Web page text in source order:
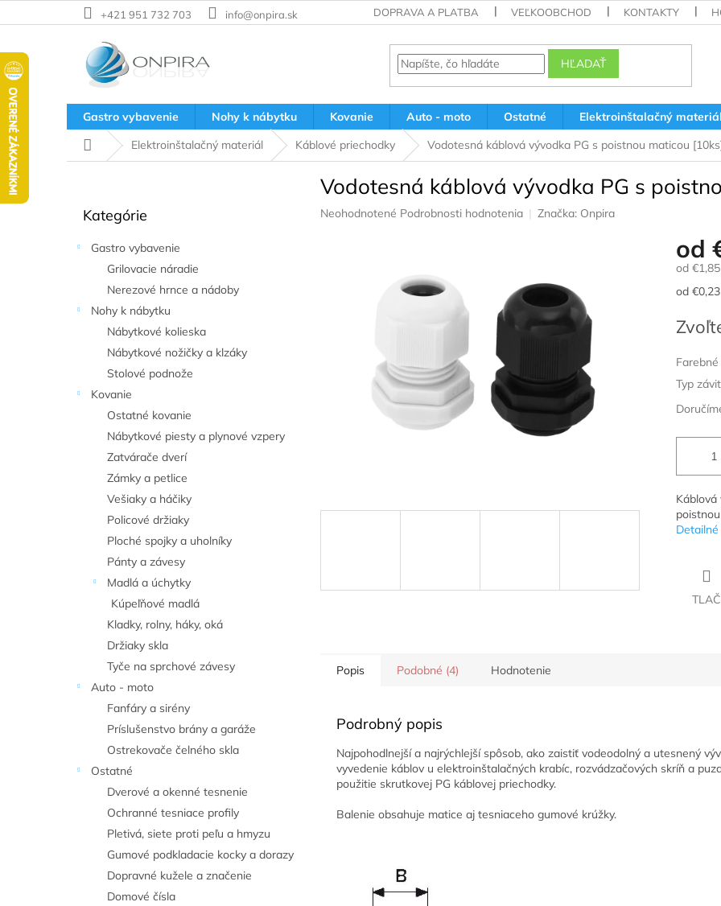
na
+421 951 732 703 info@onpira.sk DOPRAVA A PLATBA VEĽKOOBCHOD KONTAKTY
HĽADAŤ
Gastro vybavenie Nohy k nábytku Kovanie Auto - moto Ostatné
Elektroinštalačný materiál
DomovElektroinštalačný materiál Káblové priechodky Vodotesná káblová vývodka PG s poistnou maticou
kategórie
Kategórie
Gastro vybavenie
Grilovacie náradie
Nerezové hrnce a nádoby
Nohy k nábytku
Nábytkové kolieska
Nábytkové nožičky a klzáky
Stolové podnože
Kovanie
Ostatné kovanie
Nábytkové piesty a plynové vzpery
Zatvárače dverí
Zámky a petlice
Vešiaky a háčiky
Policové držiaky
Ploché spojky a uholníky
Pánty a závesy
Madlá a úchytky
Kúpeľňové madlá
Kladky, rolny, háky, oká
Držiaky skla
Tyče na sprchové závesy
Auto - moto
Fanfáry a sirény
Príslušenstvo brány a garáže
Ostrekovače čelného skla
Ostatné
Dverové a okenné tesnenie
Ochranné tesniace profily
Pletivá, siete proti peľu a hmyzu
Gumové podkladacie kocky a dorazy
Dopravné kužele a značenie
Domové čísla
Vodotesná káblová vývodka PG s
Priemerné
Neohodnotené Podrobnosti hodnotenia Značka: Onpira
od
od €1,85
od
Typ
Káblová
TLAČ
Popis Podobné (4) Hodnotenie
Podrobný popis
Najpohodlnejší a najrýchlejší spôsob, ako zaistiť vodeodolný a utesnený
vyvedenie káblov u elektroinštalačných krabíc, rozvádzačových skríň a
použitie skrutkovej PG káblovej priechodky.
Balenie obsahuje matice aj tesniaceho gumové krúžky.